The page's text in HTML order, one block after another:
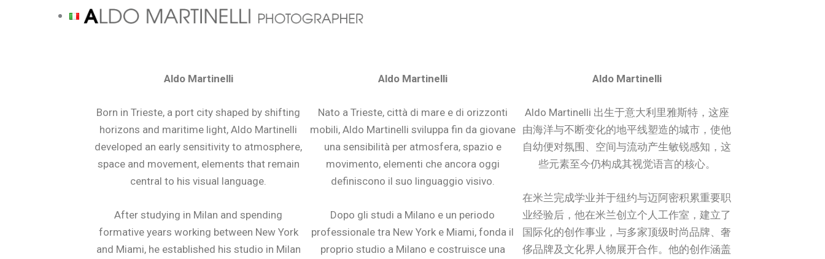
Aldo Martinelli
Born in Trieste, a port city shaped by shifting
horizons and maritime light, Aldo Martinelli
developed an early sensitivity to atmosphere,
space and movement, elements that remain
central to his visual language.
After studying in Milan and spending
formative years working between New York
and Miami, he established his studio in Milan
Aldo Martinelli
Nato a Trieste, città di mare e di orizzonti
mobili, Aldo Martinelli sviluppa fin da giovane
una sensibilità per atmosfera, spazio e
movimento, elementi che ancora oggi
definiscono il suo linguaggio visivo.
Dopo gli studi a Milano e un periodo
professionale tra New York e Miami, fonda il
proprio studio a Milano e costruisce una
Aldo Martinelli
Aldo Martinelli 出生于意大利里雅斯特，这座
由海洋与不断变化的地平线塑造的城市，使他
自幼便对氛围、空间与流动产生敏锐感知，这
些元素至今仍构成其视觉语言的核心。
在米兰完成学业并于纽约与迈阿密积累重要职
业经验后，他在米兰创立个人工作室，建立了
国际化的创作事业，与多家顶级时尚品牌、奢
侈品牌及文化界人物展开合作。他的创作涵盖